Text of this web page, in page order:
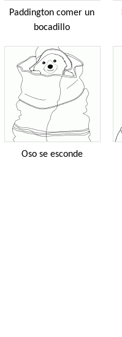
Paddington comer un
bocadillo
Oso se esconde